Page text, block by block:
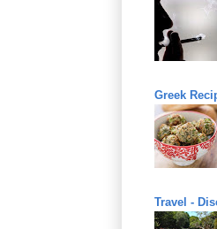
Greek
Travel -